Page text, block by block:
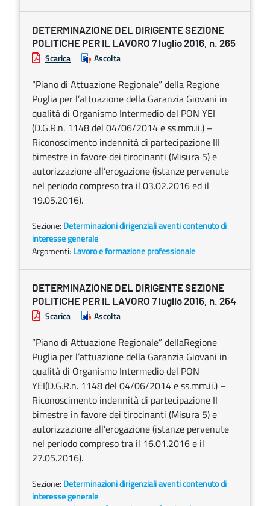
DETERMINAZIONE DEL DIRIGENTE SEZIONE
POLITICHE PER IL LAVORO 7 luglio 2016, n. 265
Scarica Ascolta
“Piano di Attuazione Regionale” della Regione
Puglia per l’attuazione della Garanzia Giovani in
qualità di Organismo Intermedio del PON YEI
(D.G.R.n. 1148 del 04/06/2014 e ss.mm.ii.) –
Riconoscimento indennità di partecipazione III
bimestre in favore dei tirocinanti (Misura 5) e
autorizzazione all’erogazione (istanze pervenute
nel periodo compreso tra il 03.02.2016 ed il
19.05.2016).
Sezione: Determinazioni dirigenziali aventi contenuto di
interesse generale
Argomenti: Lavoro e formazione professionale
DETERMINAZIONE DEL DIRIGENTE SEZIONE
POLITICHE PER IL LAVORO 7 luglio 2016, n. 264
Scarica Ascolta
“Piano di Attuazione Regionale” dellaRegione
Puglia per l’attuazione della Garanzia Giovani in
qualità di Organismo Intermedio del PON
YEI(D.G.R.n. 1148 del 04/06/2014 e ss.mm.ii.) –
Riconoscimento indennità di partecipazione II
bimestre in favore dei tirocinanti (Misura 5) e
autorizzazione all’erogazione (istanze pervenute
nel periodo compreso tra il 16.01.2016 e il
27.05.2016).
Sezione: Determinazioni dirigenziali aventi contenuto di
interesse generale